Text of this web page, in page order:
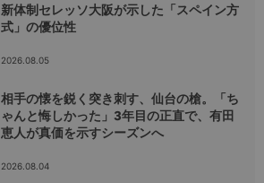
新体制セレッソ大阪が示した「スペイン方
式」の優位性
2026.08.05
相手の懐を鋭く突き刺す、仙台の槍。「ち
ゃんと悔しかった」3年目の正直で、有田
恵人が真価を示すシーズンへ
2026.08.04